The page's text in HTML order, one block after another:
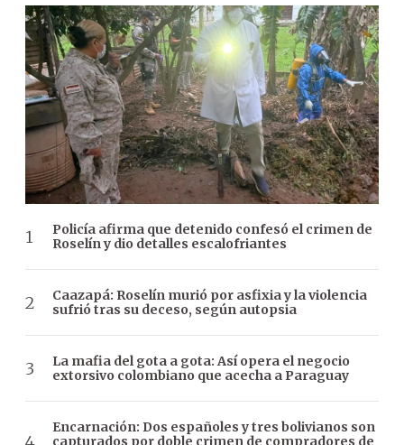
Policía afirma que detenido confesó el crimen de
Roselín y dio detalles escalofriantes
Caazapá: Roselín murió por asfixia y la violencia
sufrió tras su deceso, según autopsia
La mafia del gota a gota: Así opera el negocio
extorsivo colombiano que acecha a Paraguay
Encarnación: Dos españoles y tres bolivianos son
capturados por doble crimen de compradores de